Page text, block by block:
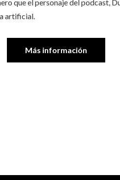
que el personaje del podcast,
artificial.
Más información